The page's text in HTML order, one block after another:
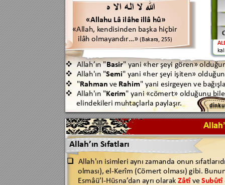
dinku
 Allah’ın "Basir" yani «her şeyi gören»
 Allah'ın "Semi" yani «her şeyi işiten»
 "Rahman ve Rahim" yani esirgeyen ve
 Allah'ın "Kerim" yani «cömert» olduğunu
elindekileri muhtaçlarla paylaşır.
k


«Allahu Lâ ilâhe illâ hû»
«Allah, kendisinden başka hiçbir
ilâh olmayandır…» (Bakara, 255)
Allah
Allah’ın Sıfatları
 Allah'ın isimleri aynı zamanda onun sıf
olması), el-Kerîm (Cömert olması) gibi.
Esmâü’ l-Hüsna’dan ayrı olarak Zâtî ve Subûtî